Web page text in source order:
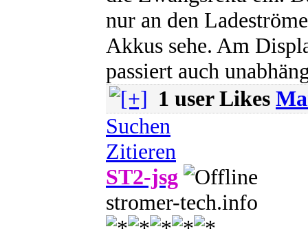
nur an den
Akkus sehe. Am
passiert auch
1 user Likes
Suchen
Zitieren
ST2-jsg
stromer-tech.info